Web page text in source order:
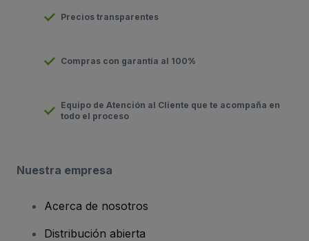
Precios transparentes
Compras con garantía al 100%
Equipo de Atención al Cliente que te acompaña en
todo el proceso
Nuestra empresa
Acerca de nosotros
Distribución abierta